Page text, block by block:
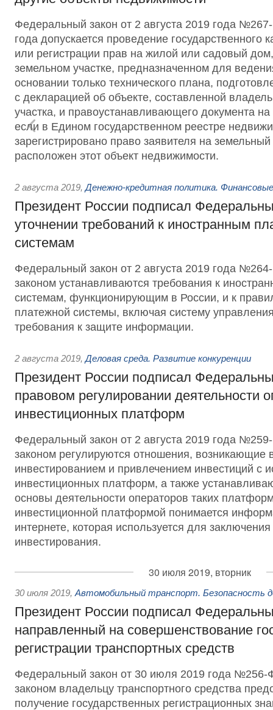
Федеральный закон от 2 августа 2019 года
года допускается проведение государственного
или регистрации прав на жилой или садовый
земельном участке, предназначенном для
основании только технического плана,
с декларацией об объекте, составленной
участка, и правоустанавливающего документа
если в Едином государственном реестре
зарегистрировано право заявителя на земельный
расположен этот объект недвижимости.
2 августа 2019, Денежно-кредитная политика.
Президент России подписал
уточнении требований к иностранным
системам
Федеральный закон от 2 августа 2019 года
законом устанавливаются требования к
системам, функционирующим в России, и к
платежной системы, включая систему
требования к защите информации.
2 августа 2019, Деловая среда. Развитие конкуренции
Президент России подписал
правовом регулировании деятельности
инвестиционных платформ
Федеральный закон от 2 августа 2019 года
законом регулируются отношения, возникающие
инвестированием и привлечением инвестиций с
инвестиционных платформ, а также
основы деятельности операторов таких
инвестиционной платформой понимается
интернете, которая используется для
инвестирования.
30 июля 2019, вторник
30 июля 2019, Автомобильный транспорт. Безопасность
Президент России подписал
направленный на совершенствование
регистрации транспортных средств
Федеральный закон от 30 июля 2019 года
законом владельцу транспортного средства
получение государственных регистрационных